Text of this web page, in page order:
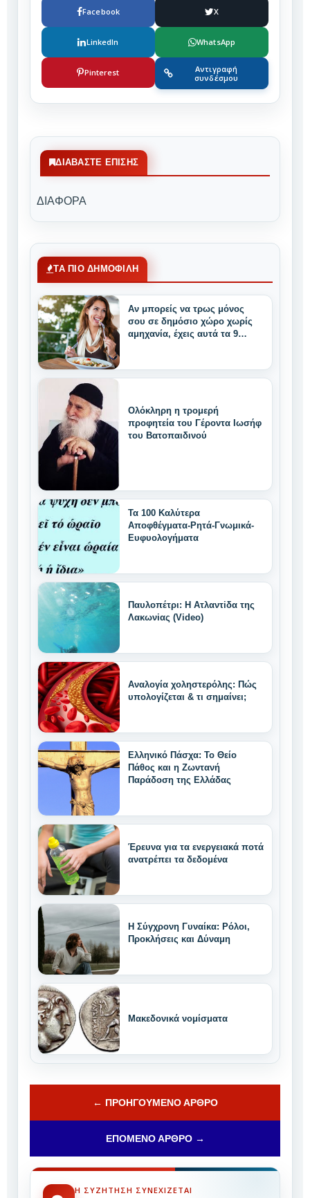
Facebook X
LinkedIn WhatsApp
Pinterest
Αντιγραφή
συνδέσμου
ΔΙΑΒΆΣΤΕ ΕΠΊΣΗΣ
ΔΙΑΦΟΡΑ
ΤΑ ΠΙΟ ΔΗΜΟΦΙΛΗ
Αν μπορείς να τρως μόνος
σου σε δημόσιο χώρο χωρίς
αμηχανία, έχεις αυτά τα 9
Ολόκληρη η τρομερή
προφητεία του Γέροντα Ιωσήφ
του Βατοπαιδινού
Τα 100 Καλύτερα
Αποφθέγματα-Ρητά-Γνωμικά-
Ευφυολογήματα
Παυλοπέτρι: Η Ατλαντiδα της
Λακωνiας (Video)
Αναλογία χοληστερόλης: Πώς
υπολογίζεται & τι σημαίνει;
Ελληνικό Πάσχα: Το Θείο
Πάθος και η Ζωντανή
Παράδοση της Ελλάδας
Έρευνα για τα ενεργειακά ποτά
ανατρέπει τα δεδομένα
Η Σύγχρονη Γυναίκα: Ρόλοι,
Προκλήσεις και Δύναμη
Μακεδονικά νομίσματα
← ΠΡΟΗΓΟΎΜΕΝΟ ΆΡΘΡΟ
ΕΠΌΜΕΝΟ ΆΡΘΡΟ →
Η ΣΥΖΉΤΗΣΗ ΣΥΝΕΧΊΖΕΤΑΙ